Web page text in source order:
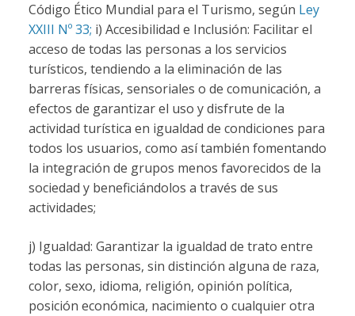
Código Ético Mundial para el Turismo, según Ley
XXIII Nº 33; i) Accesibilidad e Inclusión: Facilitar el
acceso de todas las personas a los servicios
turísticos, tendiendo a la eliminación de las
barreras físicas, sensoriales o de comunicación, a
efectos de garantizar el uso y disfrute de la
actividad turística en igualdad de condiciones para
todos los usuarios, como así también fomentando
la integración de grupos menos favorecidos de la
sociedad y beneficiándolos a través de sus
actividades;
j) Igualdad: Garantizar la igualdad de trato entre
todas las personas, sin distinción alguna de raza,
color, sexo, idioma, religión, opinión política,
posición económica, nacimiento o cualquier otra